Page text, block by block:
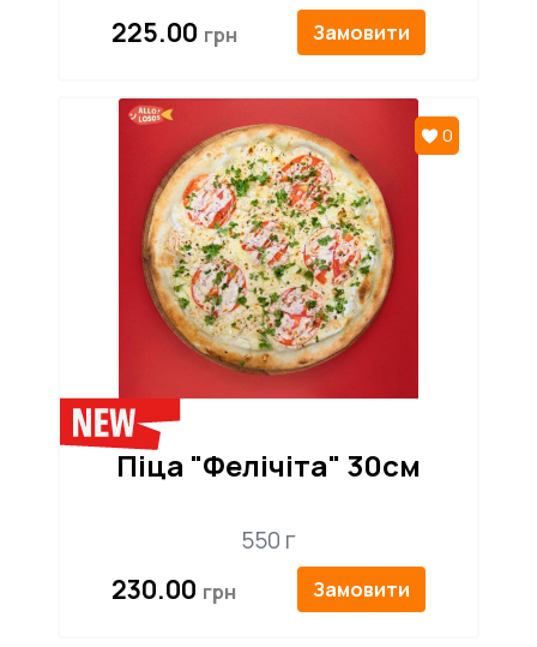
225.00 Замовити
0
Піца "Фелічіта" 30см
550 г
230.00 Замовити